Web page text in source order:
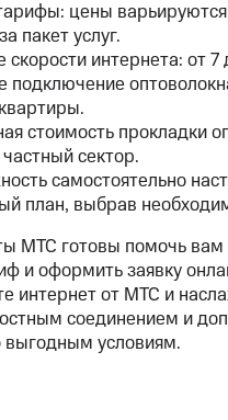
цены
пакет услуг.
скорости интернета: от
подключение
стоимость прокладки
сектор.
самостоятельно
план, выбрав
МТС готовы помочь
и оформить заявку
интернет от МТС и
соединением и
выгодным условиям.